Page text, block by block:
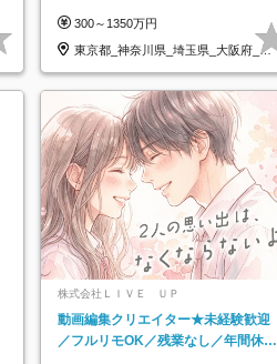
300～1350万円
東京都_神奈川県_埼玉県_大阪府_愛
知県…
株式会社ＬＩＶＥ ＵＰ
動画編集クリエイター★未経験歓迎
／フルリモOK／残業なし／年間休日